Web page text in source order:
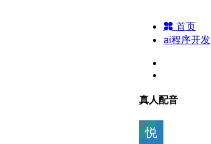
首页
ai程序开发
真人配音